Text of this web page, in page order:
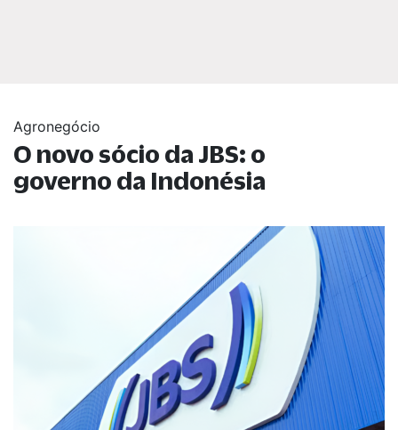
Agronegócio
O novo sócio da JBS: o
governo da Indonésia